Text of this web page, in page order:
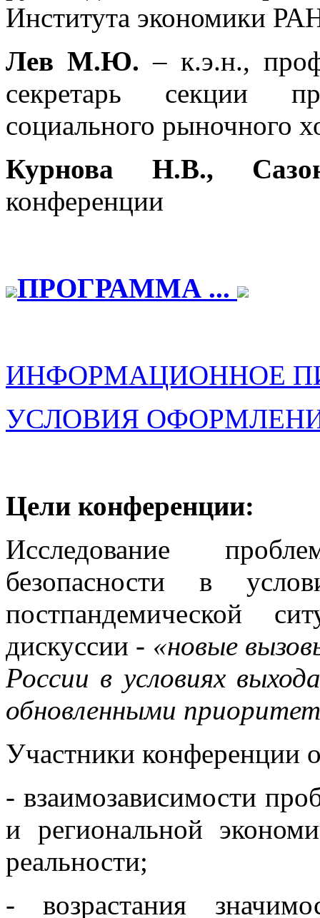
Института экономики
Лев М.Ю. – к.э.н.,
секретарь секции
социального рыночного
Курнова Н.В.,
конференции
ПРОГРАММА ...
ИНФОРМАЦИОННОЕ
УСЛОВИЯ
Цели конференции:
Исследование
безопасности в
постпандемической
дискуссии - «новые
России в условиях
обновленными
Участники конференции
- взаимозависимости
и региональной
реальности;
- возрастания